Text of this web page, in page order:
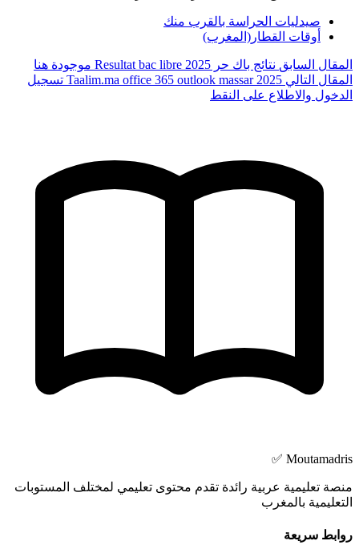
صيدليات الحراسة بالقرب منك
أوقات القطار(المغرب)
المقال السابق نتائج باك حر 2025 Resultat bac libre موجودة هنا
المقال التالي
Taalim.ma office 365 outlook massar 2025 تسجيل
الدخول والاطلاع على النقط
Moutamadris ✅
منصة تعليمية عربية رائدة تقدم محتوى تعليمي لمختلف المستوبات
التعليمية بالمغرب
روابط سريعة